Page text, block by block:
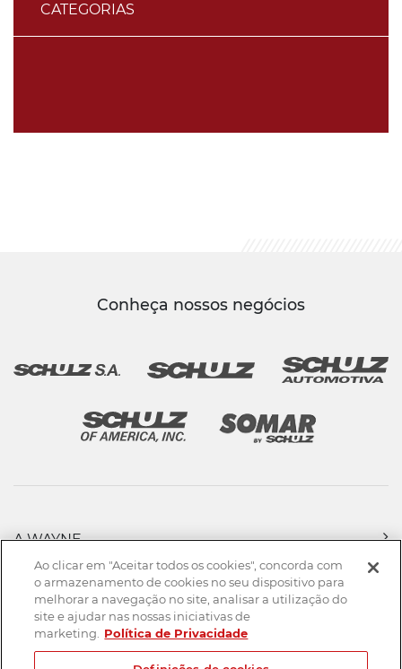
CATEGORIAS
Conheça nossos negócios
A WAYNE
PRODUTOS
FORÇA DE VENDAS
ASSISTÊNCIA TÉCNICA
DOWNLOADS
CONTATO
Ao clicar em "Aceitar todos os cookies", concorda com
o armazenamento de cookies no seu dispositivo para
melhorar a navegação no site, analisar a utilização do
site e ajudar nas nossas iniciativas de
marketing.
Política de Privacidade